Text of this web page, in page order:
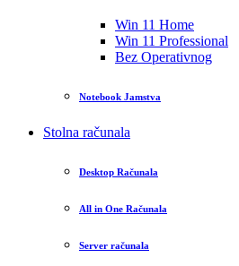
Win 11 Home
Win 11 Professional
Bez Operativnog
Notebook Jamstva
Stolna računala
Desktop Računala
All in One Računala
Server računala